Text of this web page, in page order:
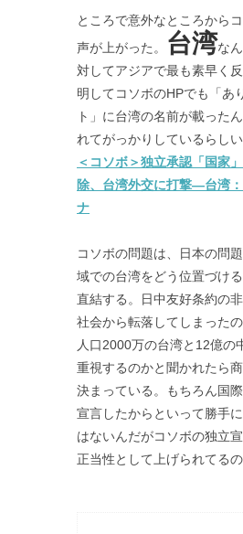
ところで意外なところから
声が上がった。
台湾な
対してアジアで最も素早く
明してコソボのHPでも「あ
ト」に台湾の名前が載った
れてがっかりしているらしい
＜コソボ＞独立承認「国家
除、台湾外交に打撃―台湾
ナ
コソボの問題は、日本の問
域での台湾をどう位置づけ
直結する。日中友好条約の
社会から転落してしまった
人口2000万の台湾と12億の
重視するのかと聞かれたら
決まっている。もちろん国
宣言したからといって勝手
はないんだがコソボの独立
正当性として上げられてるの